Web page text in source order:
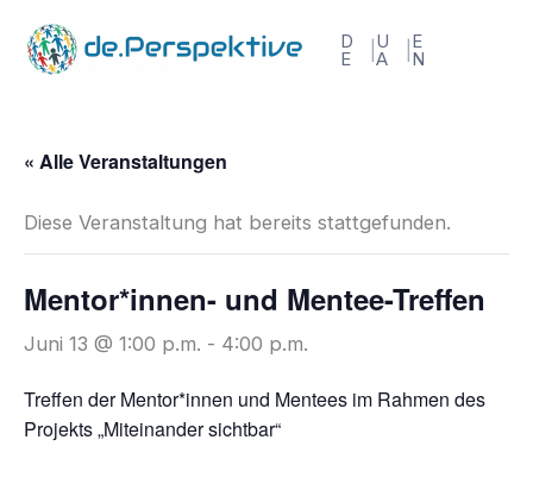
Inhalt
springen
D
E
U
A
E
N
« Alle Veranstaltungen
Diese Veranstaltung hat bereits stattgefunden.
Mentor*innen- und Mentee-Treffen
Juni 13 @ 1:00 p.m. - 4:00 p.m.
Treffen der Mentor*innen und Mentees im Rahmen des
Projekts „Miteinander sichtbar“